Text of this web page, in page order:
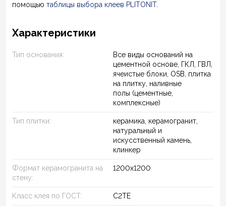
помощью таблицы выбора клеев PLITONIT.
Характеристики
Тип основания:
Все виды оснований на
цементной основе, ГКЛ, ГВЛ,
ячеистые блоки, OSB, плитка
на плитку, наливные
полы (цементные,
комплексные)
Тип плитки:
керамика, керамогранит,
натуральный и
искусственный камень,
клинкер
Формат керамогранита на
стену:
1200х1200
Класс клея по ГОСТ: C2TE